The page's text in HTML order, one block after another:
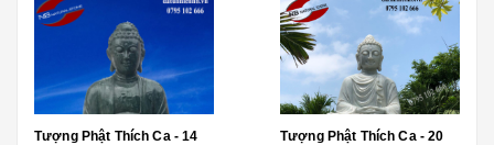
Tượng Phật Thích Ca - 14 Tượng Phật Thích Ca - 20